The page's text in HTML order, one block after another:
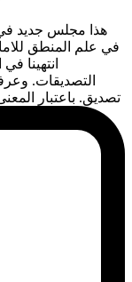
هذا مجلس جديد
في علم المنطق
انتهينا
التصديقات.
تصديق. باعتبار